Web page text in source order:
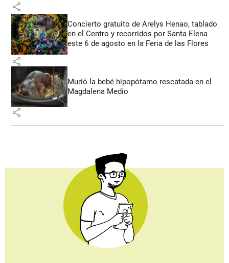
share
Concierto gratuito de Arelys Henao, tablado
en el Centro y recorridos por Santa Elena
este 6 de agosto en la Feria de las Flores
share
Murió la bebé hipopótamo rescatada en el
Magdalena Medio
share